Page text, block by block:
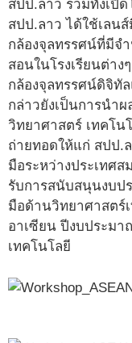
สปป.ลาว รวมทั้งเปิ
สปป.ลาว ได้ใช้เลน
กล้องจุลทรรศน์ที่มีจ
สอนในโรงเรียนต่าง
กล้องจุลทรรศน์ดิจิทั
กล่าวยังเป็นการนำ
วิทยาศาสตร์ เทคโน
ถ่ายทอดให้แก่ สปป.
มือระหว่างประเทศ
รับการสนับสนุนงบป
มือด้านวิทยาศาสตร์
อาเซียน ปีงบประมา
เทคโนโลยี